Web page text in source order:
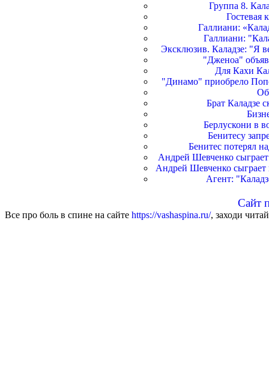
Группа 8.
Гостевая
Галлиани:
Галлиани:
Эксклюзив. Каладзе: "Я
"Дженоа"
Для Кахи
"Динамо" приобрело
Брат Каладзе
Берлускони в
Бенитесу
Бенитес потерял
Андрей Шевченко
Андрей Шевченко сыграет
Агент:
Сайт
Все про боль в спине на сайте https://vashaspina.ru/, заходи